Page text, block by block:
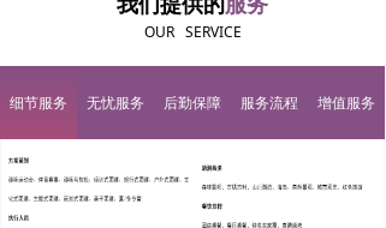
我们提供的服务
OUR SERVICE
细节服务 无忧服务 后勤保障 服务流程 增值服务